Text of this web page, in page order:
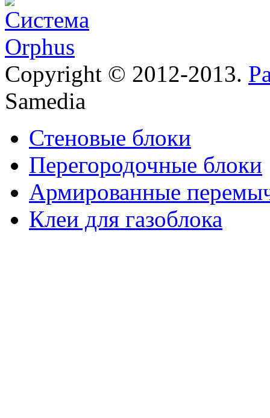
Copyright © 2012-2013.
Samedia
Стеновые блоки
Перегородочные блоки
Армированные
Клеи для газоблока